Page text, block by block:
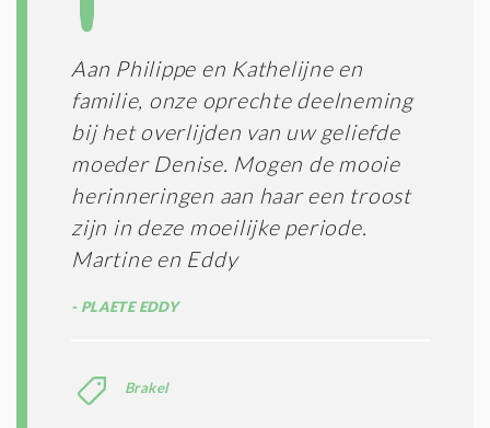
Aan Philippe en Kathelijne en
familie, onze oprechte deelneming
bij het overlijden van uw geliefde
moeder Denise. Mogen de mooie
herinneringen aan haar een troost
zijn in deze moeilijke periode.
Martine en Eddy
PLAETE EDDY
Brakel